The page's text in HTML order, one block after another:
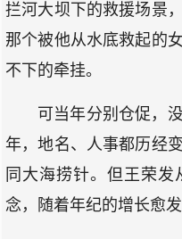
拦河大坝下的救援场景
那个被他从水底救起的
不下的牵挂。
可当年分别仓促，
年，地名、人事都历经
同大海捞针。但王荣
念，随着年纪的增长愈发